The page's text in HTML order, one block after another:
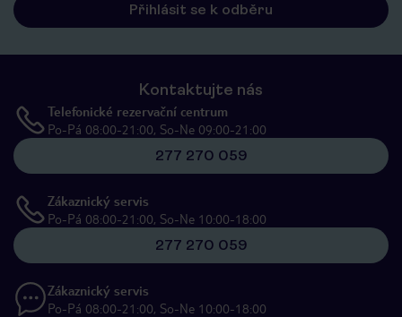
Přihlásit se k odběru
Kontaktujte nás
Telefonické rezervační centrum
Po-Pá 08:00-21:00, So-Ne 09:00-21:00
277 270 059
Zákaznický servis
Po-Pá 08:00-21:00, So-Ne 10:00-18:00
277 270 059
Zákaznický servis
Po-Pá 08:00-21:00, So-Ne 10:00-18:00